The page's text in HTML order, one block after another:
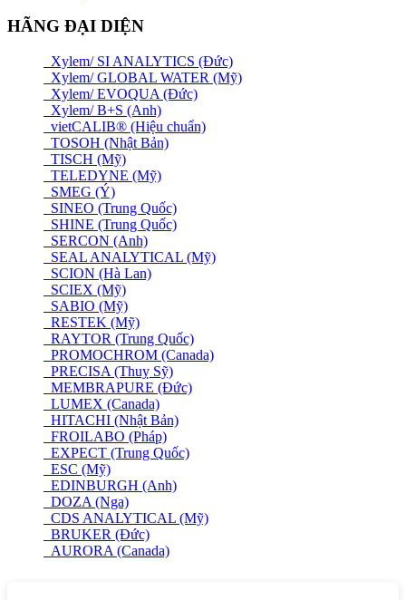
HÃNG ĐẠI DIỆN
Xylem/ SI ANALYTICS (Đức)
Xylem/ GLOBAL WATER (Mỹ)
Xylem/ EVOQUA (Đức)
Xylem/ B+S (Anh)
vietCALIB® (Hiệu chuẩn)
TOSOH (Nhật Bản)
TISCH (Mỹ)
TELEDYNE (Mỹ)
SMEG (Ý)
SINEO (Trung Quốc)
SHINE (Trung Quốc)
SERCON (Anh)
SEAL ANALYTICAL (Mỹ)
SCION (Hà Lan)
SCIEX (Mỹ)
SABIO (Mỹ)
RESTEK (Mỹ)
RAYTOR (Trung Quốc)
PROMOCHROM (Canada)
PRECISA (Thuỵ Sỹ)
MEMBRAPURE (Đức)
LUMEX (Canada)
HITACHI (Nhật Bản)
FROILABO (Pháp)
EXPECT (Trung Quốc)
ESC (Mỹ)
EDINBURGH (Anh)
DOZA (Nga)
CDS ANALYTICAL (Mỹ)
BRUKER (Đức)
AURORA (Canada)